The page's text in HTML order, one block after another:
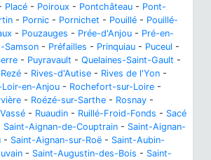
Placé - Poiroux - Pontchâteau - Pont-
- Pornic - Pornichet - Pouillé - Pouillé-
- Pouzauges - Prée-d'Anjou - Pré-en-
Samson - Préfailles - Prinquiau - Puceul -
- Puyravault - Quelaines-Saint-Gault -
Rezé - Rives-d'Autise - Rives de l'Yon -
en-Anjou - Rochefort-sur-Loire -
- Roézé-sur-Sarthe - Rosnay -
- Ruaudin - Ruillé-Froid-Fonds - Sacé
Saint-Aignan-de-Couptrain - Saint-Aignan-
- Saint-Aignan-sur-Roë - Saint-Aubin-
- Saint-Augustin-des-Bois - Saint-